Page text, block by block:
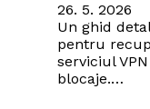
26. 5. 2026
Un ghid
pentru
serviciul
blocaje.…